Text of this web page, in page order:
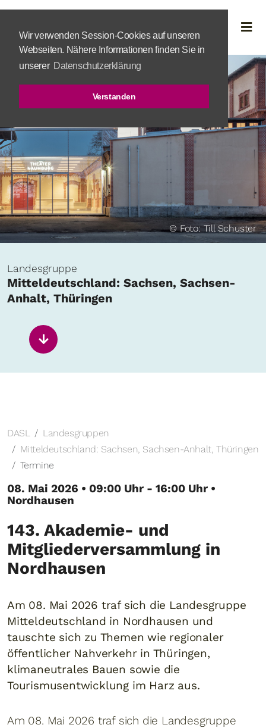
Wir verwenden Session-Cookies auf unseren
Webseiten. Nähere Informationen finden Sie in
unserer Datenschutzerklärung
Verstanden
© Foto: Till Schuster
Landesgruppe
Mitteldeutschland: Sachsen, Sachsen-
Anhalt, Thüringen
DASL
Landesgruppen
Mitteldeutschland: Sachsen, Sachsen-Anhalt, Thüringen
Termine
08. Mai 2026 • 09:00 Uhr - 16:00 Uhr •
Nordhausen
143. Akademie- und
Mitgliederversammlung in
Nordhausen
Am 08. Mai 2026 traf sich die Landesgruppe
Mitteldeutschland in Nordhausen und
tauschte sich zu Themen wie regionaler
öffentlicher Nahverkehr in Thüringen,
klimaneutrales Bauen sowie die
Tourismusentwicklung im Harz aus.
Am 08. Mai 2026 traf sich die Landesgruppe